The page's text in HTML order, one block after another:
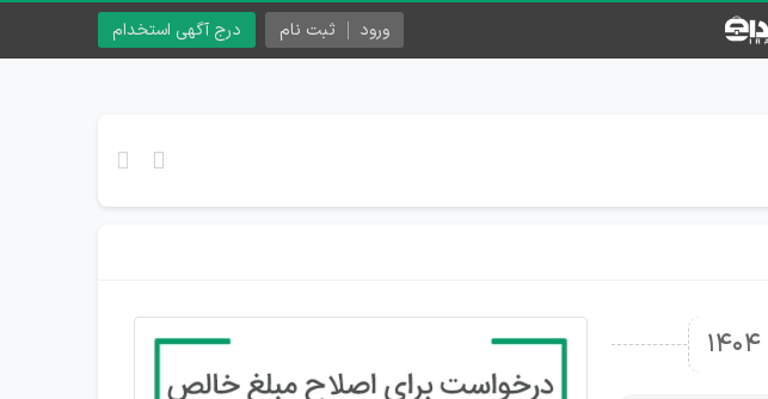
درج آگهی استخدام ورود ثبت نام